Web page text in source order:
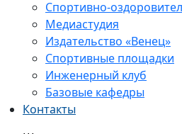
Спортивно-
Медиастудия
Издательство «Венец»
Спортивные площадки
Инженерный клуб
Базовые кафедры
Контакты